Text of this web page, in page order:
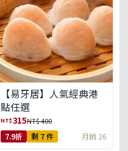
【易牙居】人氣經典港
點任選
NT$315NT$ 400
7.9折 剩 7 件 月銷 26